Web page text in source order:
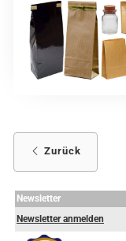
Zurück
Newsletter
Newsletter anmelden